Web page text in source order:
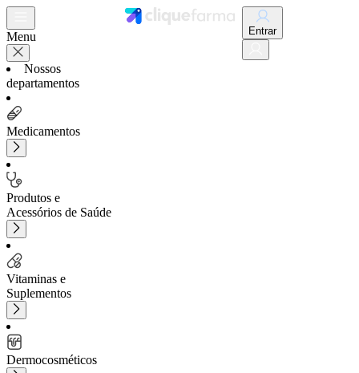
Menu
Nossos
departamentos
Medicamentos
Produtos e
Acessórios de Saúde
Vitaminas e
Suplementos
Dermocosméticos
Entrar